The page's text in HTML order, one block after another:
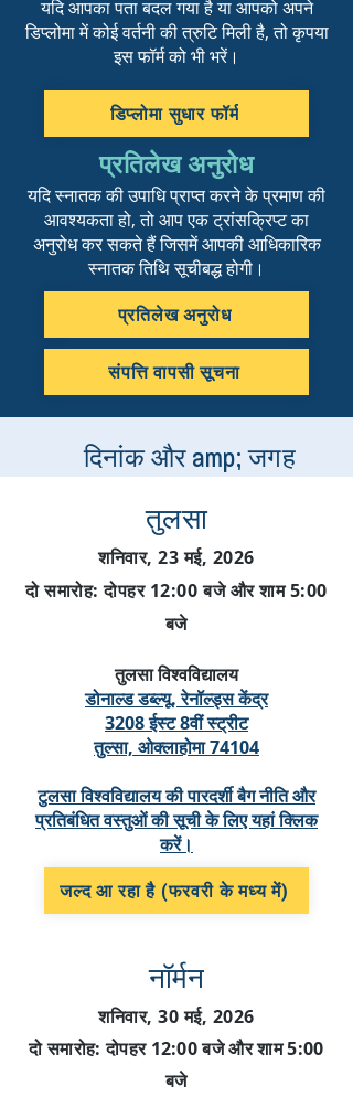
यदि आपका पता बदल गया है या आपको अपने
डिप्लोमा में कोई वर्तनी की त्रुटि मिली है, तो कृपया
इस फॉर्म को भी भरें।
डिप्लोमा सुधार फॉर्म
प्रतिलेख अनुरोध
यदि स्नातक की उपाधि प्राप्त करने के प्रमाण की
आवश्यकता हो, तो आप एक ट्रांसक्रिप्ट का
अनुरोध कर सकते हैं जिसमें आपकी आधिकारिक
स्नातक तिथि सूचीबद्ध होगी।
प्रतिलेख अनुरोध
संपत्ति वापसी सूचना
दिनांक और amp; जगह
तुलसा
शनिवार, 23 मई, 2026
दो समारोह: दोपहर 12:00 बजे और शाम 5:00
बजे
तुलसा विश्वविद्यालय
डोनाल्ड डब्ल्यू. रेनॉल्ड्स केंद्र
3208 ईस्ट 8वीं स्ट्रीट
तुल्सा, ओक्लाहोमा 74104
टुलसा विश्वविद्यालय की पारदर्शी बैग नीति और
प्रतिबंधित वस्तुओं की सूची के लिए यहां क्लिक
करें।
जल्द आ रहा है (फरवरी के मध्य में)
नॉर्मन
शनिवार, 30 मई, 2026
दो समारोह: दोपहर 12:00 बजे और शाम 5:00
बजे